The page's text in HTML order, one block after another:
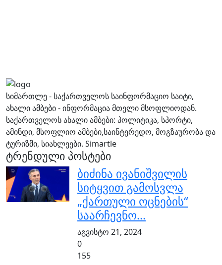
სიმართლე - საქართველოს საინფორმაციო საიტი,
ახალი ამბები - ინფორმაცია მთელი მსოფლიოდან.
საქართველოს ახალი ამბები: პოლიტიკა, სპორტი,
ამინდი, მსოფლიო ამბები,საინტერედო, მოგზაურობა და
ტურიზმი, სიახლეები. Simartle
ტრენდული პოსტები
ბიძინა ივანიშვილის
სიტყვით გამოსვლა
„ქართული ოცნების“
საარჩევნო...
აგვისტო 21, 2024
0
155